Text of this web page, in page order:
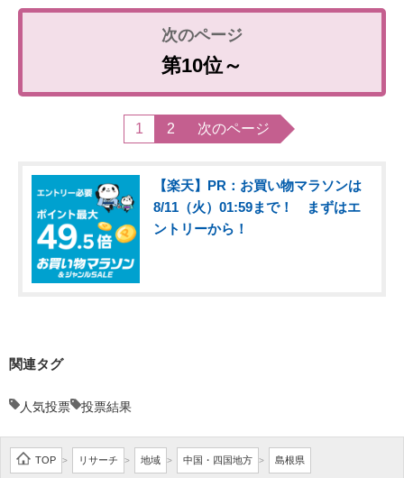
第10位～
1 2 次のページ
【楽天】PR：お買い物マラソンは
8/11（火）01:59まで！ まずはエ
ントリーから！
関連タグ
人気投票 投票結果
TOP > リサーチ > 地域 > 中国・四国地方 > 島根県